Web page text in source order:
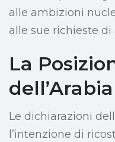
alle ambizioni
alle sue richieste di
La
Le dichiarazioni
l’intenzione di